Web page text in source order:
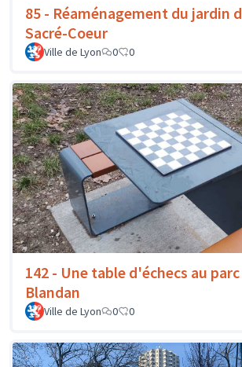
85 - Réaménagement du jardin
Sacré-Coeur
Ville de Lyon 0 0
142 - Une table d'échecs au parc
Blandan
Ville de Lyon 0 0